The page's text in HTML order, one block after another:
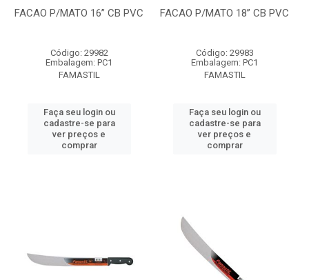
FACAO P/MATO 16” CB PVC
Código: 29982
Embalagem: PC1
FAMASTIL
Faça seu login ou
cadastre-se para
ver preços e
comprar
FACAO P/MATO 18” CB PVC
Código: 29983
Embalagem: PC1
FAMASTIL
Faça seu login ou
cadastre-se para
ver preços e
comprar